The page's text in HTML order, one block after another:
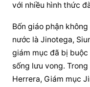
với nhiều hình thức
Bốn giáo phận
nước là Jinotega,
giám mục đã bị
sống lưu vong.
Herrera, Giám mục